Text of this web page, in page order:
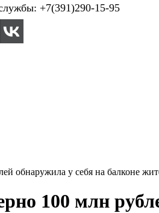
+7(391)290-15-95
обнаружила у себя на балконе
100 млн